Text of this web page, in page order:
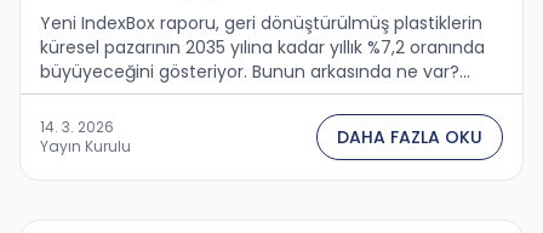
Yeni IndexBox raporu, geri dönüştürülmüş plastiklerin
küresel pazarının 2035 yılına kadar yıllık %7,2 oranında
büyüyeceğini gösteriyor. Bunun arkasında ne var?...
14. 3. 2026
Yayın Kurulu
DAHA FAZLA OKU